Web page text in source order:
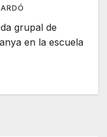
grupal de
en la escuela